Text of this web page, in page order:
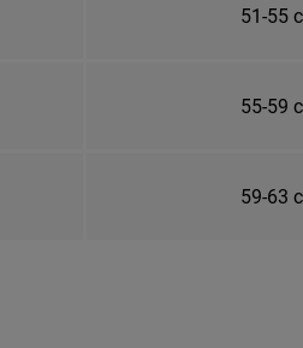
51-55
55-59
59-63